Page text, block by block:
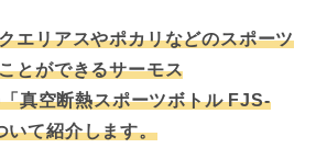
エリアスやポカリなどのスポーツ
とができるサーモス
真空断熱スポーツボトル FJS-
て紹介します。